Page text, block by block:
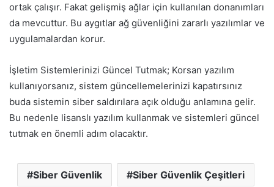
ortak çalışır. Fakat gelişmiş ağlar için kullanılan donanımları
da mevcuttur. Bu aygıtlar ağ güvenliğini zararlı yazılımlar ve
uygulamalardan korur.
İşletim Sistemlerinizi Güncel Tutmak; Korsan yazılım
kullanıyorsanız, sistem güncellemelerinizi kapatırsınız
buda sistemin siber saldırılara açık olduğu anlamına gelir.
Bu nedenle lisanslı yazılım kullanmak ve sistemleri güncel
tutmak en önemli adım olacaktır.
Siber Güvenlik Siber Güvenlik Çeşitleri